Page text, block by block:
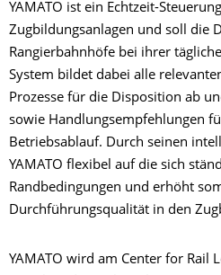
YAMATO ist ein Echtzeit-
Zugbildungsanlagen und soll die
Rangierbahnhöfe bei ihrer
System bildet dabei alle
Prozesse für die Disposition ab
sowie Handlungsempfehlungen
Betriebsablauf. Durch seinen
YAMATO flexibel auf die sich
Randbedingungen und erhöht
Durchführungsqualität in den
YAMATO wird am Center for Rail